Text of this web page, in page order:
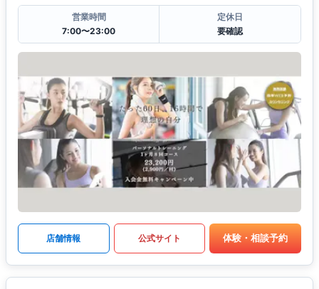
営業時間
7:00〜23:00
定休日
要確認
店舗情報 公式サイト 体験・相談予約